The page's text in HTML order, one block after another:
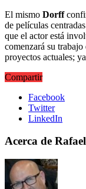
El mismo Dorff
de películas
que el actor está
comenzará su
proyectos actuales;
Compartir
Facebook
Twitter
LinkedIn
Acerca de